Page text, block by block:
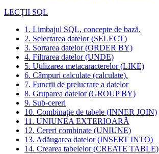
LECȚII SQL
1. Limbajul SQL, concepte de bază.
2. Selectarea datelor (SELECT)
3. Sortarea datelor (ORDER BY)
4. Filtrarea datelor (UNDE)
5. Utilizarea metacaracterelor (LIKE)
6. Câmpuri calculate (calculate).
7. Funcții de prelucrare a datelor
8. Gruparea datelor (GROUP BY)
9. Sub-cereri
10. Combinație de tabele (INNER JOIN)
11. UNIUNEA EXTERIOARĂ
12. Cereri combinate (UNIUNE)
13. Adăugarea datelor (INSERT INTO)
14. Crearea tabelelor (CREATE TABLE)